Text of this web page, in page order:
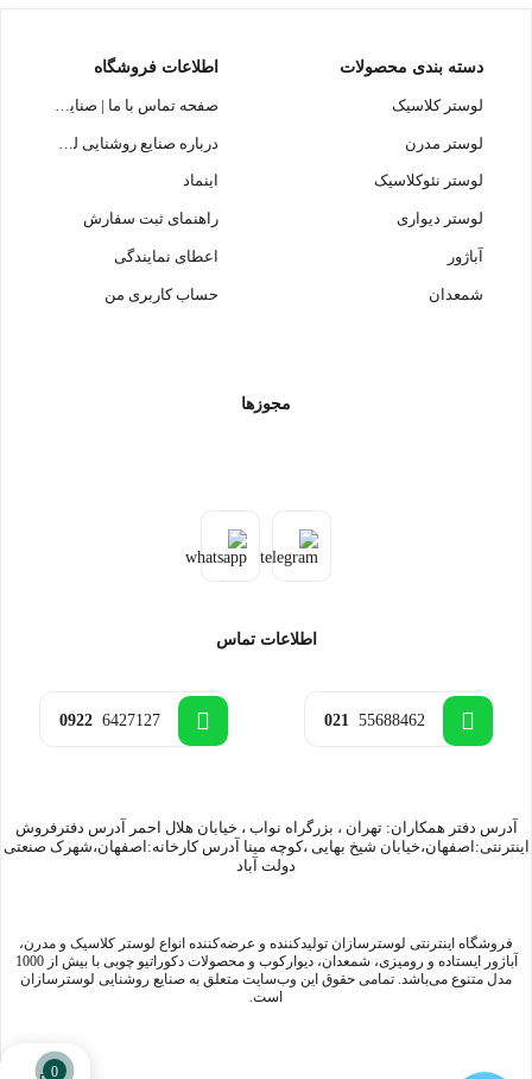
0
دسته بندی محصولات
لوستر کلاسیک
لوستر مدرن
لوستر نئوکلاسیک
لوستر دیواری
آباژور
شمعدان
اطلاعات فروشگاه
اینماد
راهنمای ثبت سفارش
اعطای نمایندگی
حساب کاربری من
مجوزها
اطلاعات تماس
021 55688462
0922 6427127
آدرس دفتر همکاران: تهران ، بزرگراه نواب ، خیابان هلال احمر آدرس دفترفروش
اینترنتی:اصفهان،خیابان شیخ بهایی ،کوچه مینا آدرس کارخانه:اصفهان،شهرک صنعتی
دولت آباد
فروشگاه اینترنتی لوسترسازان تولیدکننده و عرضه‌کننده انواع لوستر کلاسیک و مدرن،
آباژور ایستاده و رومیزی، شمعدان، دیوارکوب و محصولات دکوراتیو چوبی با بیش از 1000
مدل متنوع می‌باشد. تمامی حقوق این وب‌سایت متعلق به صنایع روشنایی لوسترسازان
است.